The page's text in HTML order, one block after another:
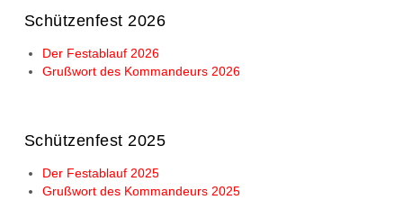
Schützenfest 2026
Der Festablauf 2026
Grußwort des Kommandeurs 2026
Schützenfest 2025
Der Festablauf 2025
Grußwort des Kommandeurs 2025